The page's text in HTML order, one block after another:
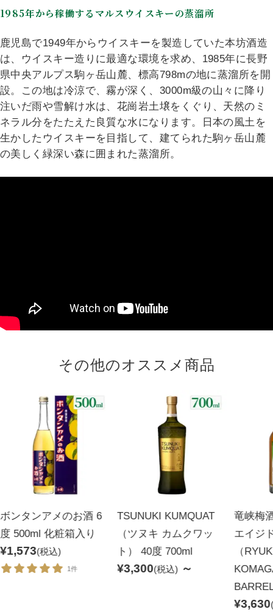
1985年から稼働するマルスウイスキーの蒸溜所
鹿児島で1949年からウイスキーを製造していた本坊酒造
は、ウイスキー造りに最適な環境を求め、1985年に長野
県中央アルプス駒ヶ岳山麓、標高798mの地に蒸溜所を開
設。この地は冷涼で、霧が深く、3000m級の山々に降り
注いだ雨や雪解け水は、花崗岩土壌をくぐり、天然のミ
ネラル分をたたえた良質な水になります。日本の風土を
生かしたウイスキーを目指して、建てられた駒ヶ岳山麓
の美しく緑深い森に囲まれた蒸溜所。
その他のオススメ商品
ボンタンアメのお酒 6
度 500ml 化粧箱入り
¥1,573(税込)
1件
TSUNUKI KUMQUAT
（ツヌキ カムクワッ
ト） 40度 700ml
¥3,300(税込) ～
竜峡梅
エイジ
（
¥3,630